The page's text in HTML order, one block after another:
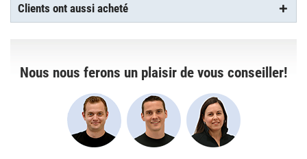
Clients ont aussi acheté
Nous nous ferons un plaisir de vous conseiller!